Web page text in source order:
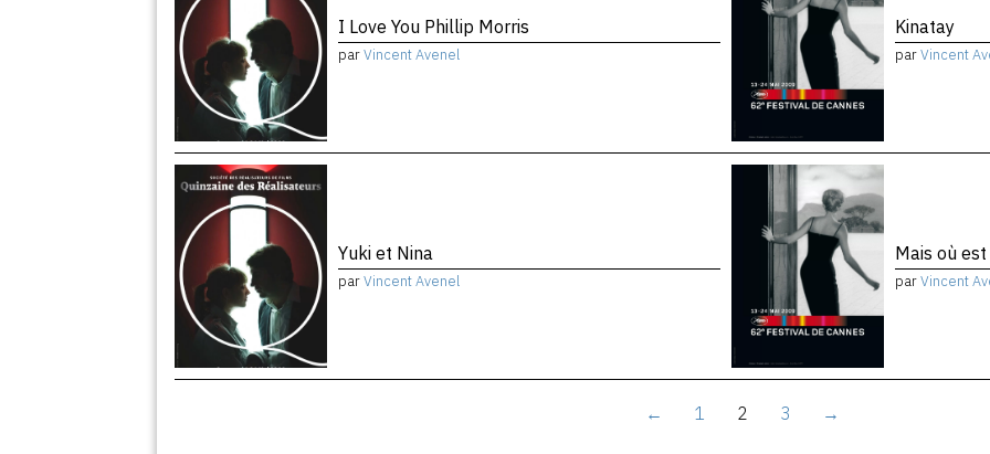
I Love You Phillip Morris
parVincent Avenel
Kinatay
parVincent
Yuki et Nina
parVincent Avenel
Mais où
parVincent
← 1 2 3 →